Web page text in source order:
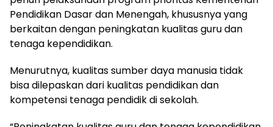
Pendidikan Dasar dan Menengah, khususnya yang
berkaitan dengan peningkatan kualitas guru dan
tenaga kependidikan.
Menurutnya, kualitas sumber daya manusia tidak
bisa dilepaskan dari kualitas pendidikan dan
kompetensi tenaga pendidik di sekolah.